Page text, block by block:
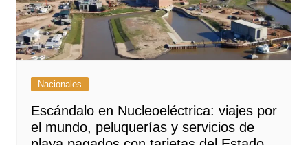
Nacionales
Escándalo en Nucleoeléctrica: viajes por
el mundo, peluquerías y servicios de